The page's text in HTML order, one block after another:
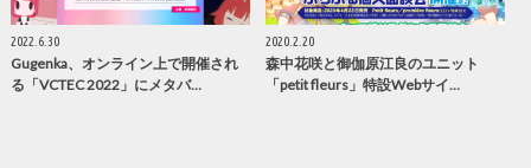
2022.6.30
Gugenka、オンライン上で開催され
る「VCTEC 2022」にメタバ…
2020.2.20
森中花咲と御伽原江良のユニット
「petit fleurs」特設Webサイ…